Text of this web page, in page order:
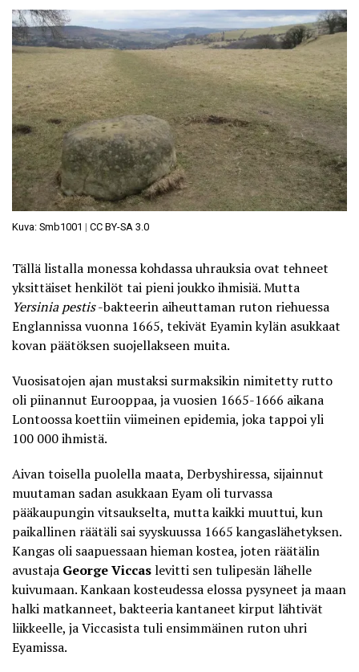
Kuva: Smb1001 | CC BY-SA 3.0
Tällä listalla monessa kohdassa uhrauksia ovat tehneet
yksittäiset henkilöt tai pieni joukko ihmisiä. Mutta
Yersinia pestis-bakteerin aiheuttaman ruton riehuessa
Englannissa vuonna 1665, tekivät Eyamin kylän asukkaat
kovan päätöksen suojellakseen muita.
Vuosisatojen ajan mustaksi surmaksikin nimitetty rutto
oli piinannut Eurooppaa, ja vuosien 1665-1666 aikana
Lontoossa koettiin viimeinen epidemia, joka tappoi yli
100 000 ihmistä.
Aivan toisella puolella maata, Derbyshiressa, sijainnut
muutaman sadan asukkaan Eyam oli turvassa
pääkaupungin vitsaukselta, mutta kaikki muuttui, kun
paikallinen räätäli sai syyskuussa 1665 kangaslähetyksen.
Kangas oli saapuessaan hieman kostea, joten räätälin
avustaja George Viccaslevitti sen tulipesän lähelle
kuivumaan. Kankaan kosteudessa elossa pysyneet ja maan
halki matkanneet, bakteeria kantaneet kirput lähtivät
liikkeelle, ja Viccasista tuli ensimmäinen ruton uhri
Eyamissa.